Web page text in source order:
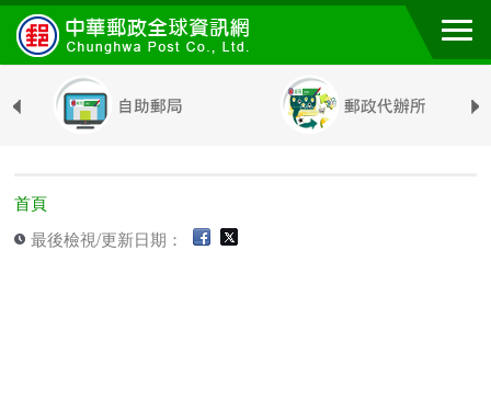
跳到主要內容區塊
首頁
最後檢視/更新日期：